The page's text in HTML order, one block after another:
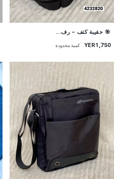
🎯 حقيبة كتف – رف...
YER1,750 كمية محدودة